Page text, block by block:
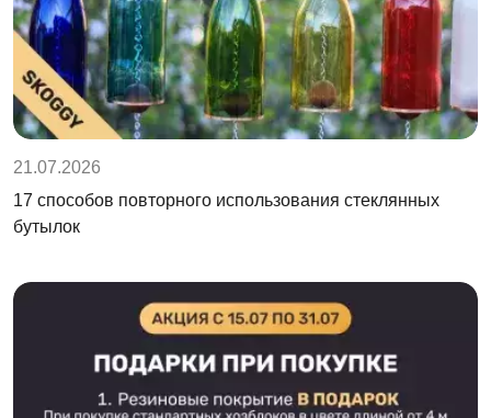
21.07.2026
17 способов повторного использования стеклянных
бутылок